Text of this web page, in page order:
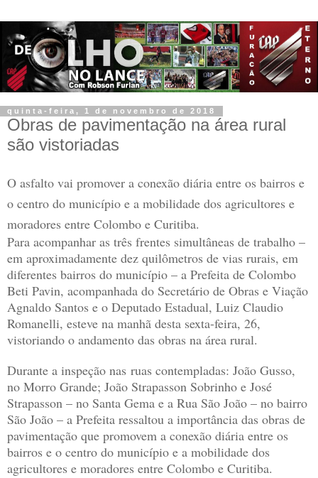
quinta-feira, 1 de novembro de 2018
Obras de pavimentação na área rural
são vistoriadas
O asfalto vai promover a conexão diária entre os bairros e
o centro do município e a mobilidade dos agricultores e
moradores entre Colombo e Curitiba.
Para acompanhar as três frentes simultâneas de trabalho –
em aproximadamente dez quilômetros de vias rurais, em
diferentes bairros do município – a Prefeita de Colombo
Beti Pavin, acompanhada do Secretário de Obras e Viação
Agnaldo Santos e o Deputado Estadual, Luiz Claudio
Romanelli, esteve na manhã desta sexta-feira, 26,
vistoriando o andamento das obras na área rural.
Durante a inspeção nas ruas contempladas: João Gusso,
no Morro Grande; João Strapasson Sobrinho e José
Strapasson – no Santa Gema e a Rua São João – no bairro
São João – a Prefeita ressaltou a importância das obras de
pavimentação que promovem a conexão diária entre os
bairros e o centro do município e a mobilidade dos
agricultores e moradores entre Colombo e Curitiba.